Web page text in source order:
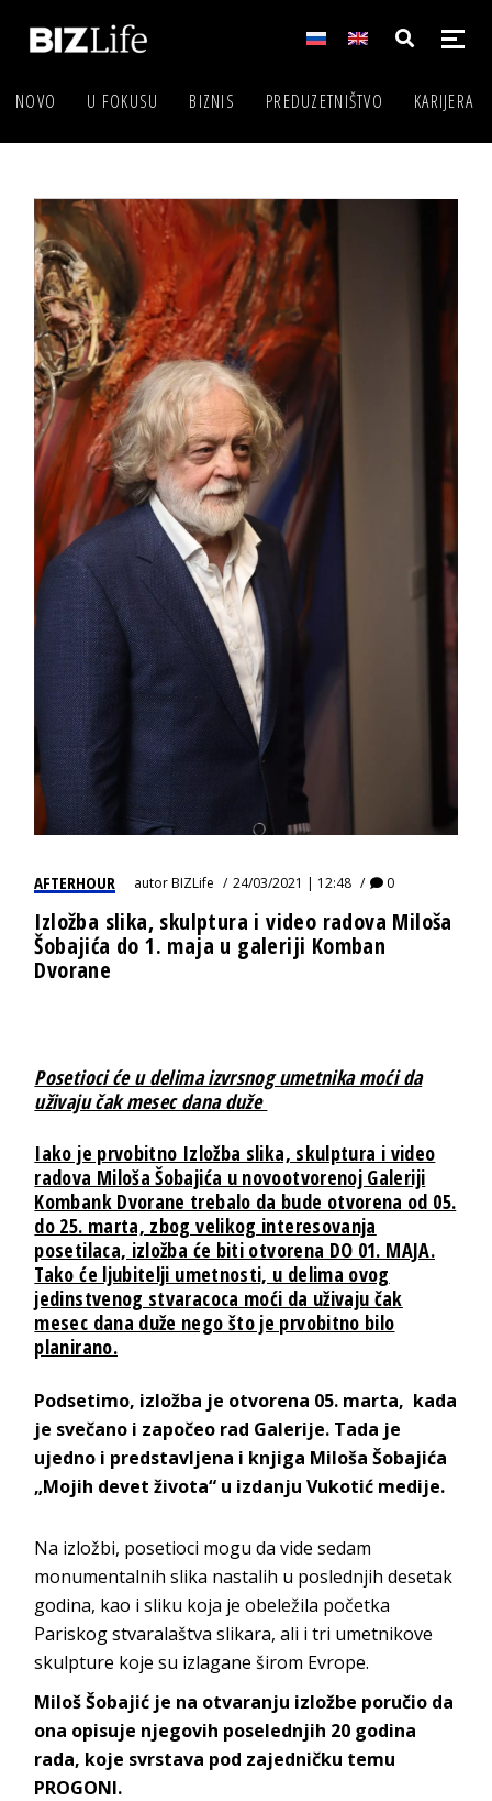
NOVO U FOKUSU BIZNIS PREDUZETNIŠTVO KARIJERA
AFTERHOUR autorBIZLife 24/03/2021 | 12:48 0
Izložba slika, skulptura i video radova Miloša
Šobajića do 1. maja u galeriji Komban
Dvorane
Posetioci će u delima izvrsnog umetnika moći da
uživaju čak mesec dana duže
Iako je prvobitno Izložba slika, skulptura i video
radova Miloša Šobajića u novootvorenoj Galeriji
Kombank Dvorane trebalo da bude otvorena od 05.
do 25. marta, zbog velikog interesovanja
posetilaca, izložba će biti otvorena DO 01. MAJA.
Tako će ljubitelji umetnosti, u delima ovog
jedinstvenog stvaracoca moći da uživaju čak
mesec dana duže nego što je prvobitno bilo
planirano.
Podsetimo, izložba je otvorena 05. marta, kada
je svečano i započeo rad Galerije. Tada je
ujedno i predstavljena i knjiga Miloša Šobajića
„Mojih devet života“ u izdanju Vukotić medije.
Na izložbi, posetioci mogu da vide sedam
monumentalnih slika nastalih u poslednjih desetak
godina, kao i sliku koja je obeležila početka
Pariskog stvaralaštva slikara, ali i tri umetnikove
skulpture koje su izlagane širom Evrope.
Miloš Šobajić je na otvaranju izložbe poručio da
ona opisuje njegovih poselednjih 20 godina
rada, koje svrstava pod zajedničku temu
PROGONI.